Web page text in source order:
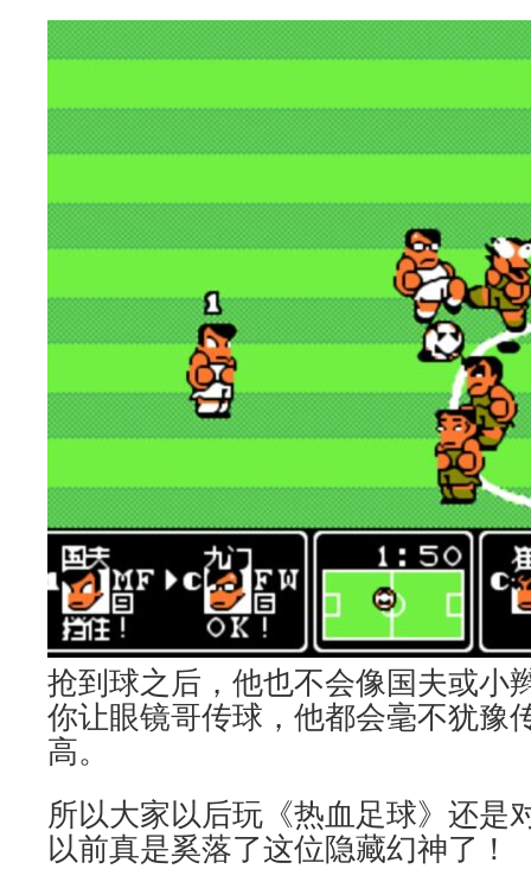
抢到球之后，他也不会像国夫或小
你让眼镜哥传球，他都会毫不犹豫
高。
所以大家以后玩《热血足球》还是
以前真是奚落了这位隐藏幻神了！